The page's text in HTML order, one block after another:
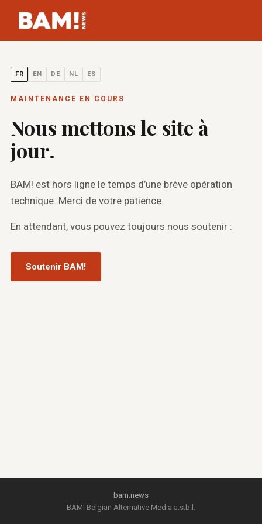
FR EN DE NL ES
MAINTENANCE EN COURS
Nous mettons le site à
jour.
BAM! est hors ligne le temps d’une brève opération
technique. Merci de votre patience.
En attendant, vous pouvez toujours nous soutenir :
Soutenir BAM!
bam.news
BAM! Belgian Alternative Media a.s.b.l.